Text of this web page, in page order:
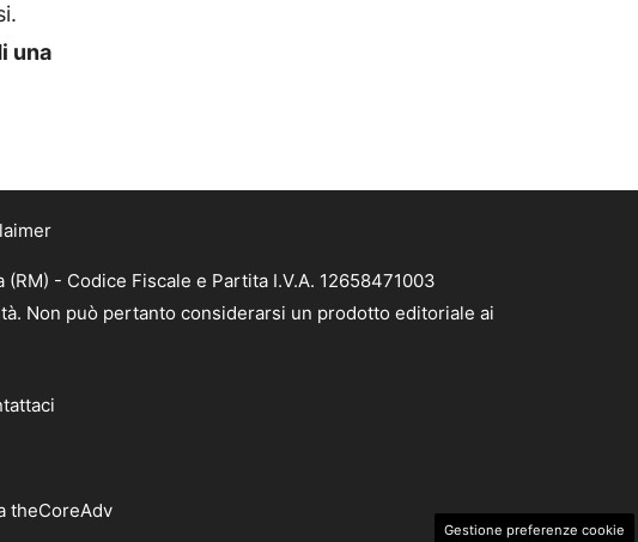
una
- Codice Fiscale e Partita I.V.A. 12658471003
Non può pertanto considerarsi un prodotto editoriale ai
theCoreAdv
Gestione preferenze cookie